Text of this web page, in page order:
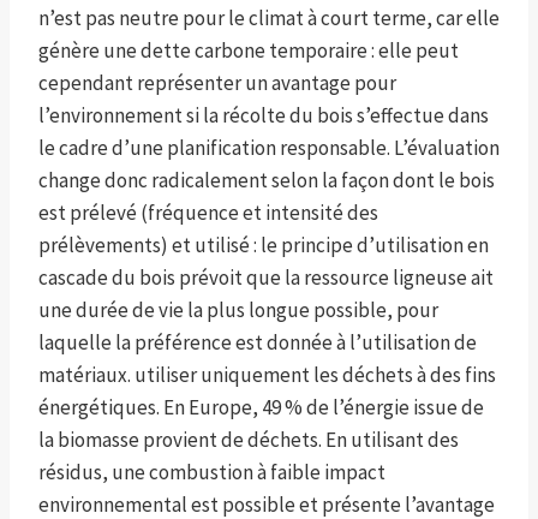
n’est pas neutre pour le climat à court terme, car elle
génère une dette carbone temporaire : elle peut
cependant représenter un avantage pour
l’environnement si la récolte du bois s’effectue dans
le cadre d’une planification responsable. L’évaluation
change donc radicalement selon la façon dont le bois
est prélevé (fréquence et intensité des
prélèvements) et utilisé : le principe d’utilisation en
cascade du bois prévoit que la ressource ligneuse ait
une durée de vie la plus longue possible, pour
laquelle la préférence est donnée à l’utilisation de
matériaux. utiliser uniquement les déchets à des fins
énergétiques. En Europe, 49 % de l’énergie issue de
la biomasse provient de déchets. En utilisant des
résidus, une combustion à faible impact
environnemental est possible et présente l’avantage